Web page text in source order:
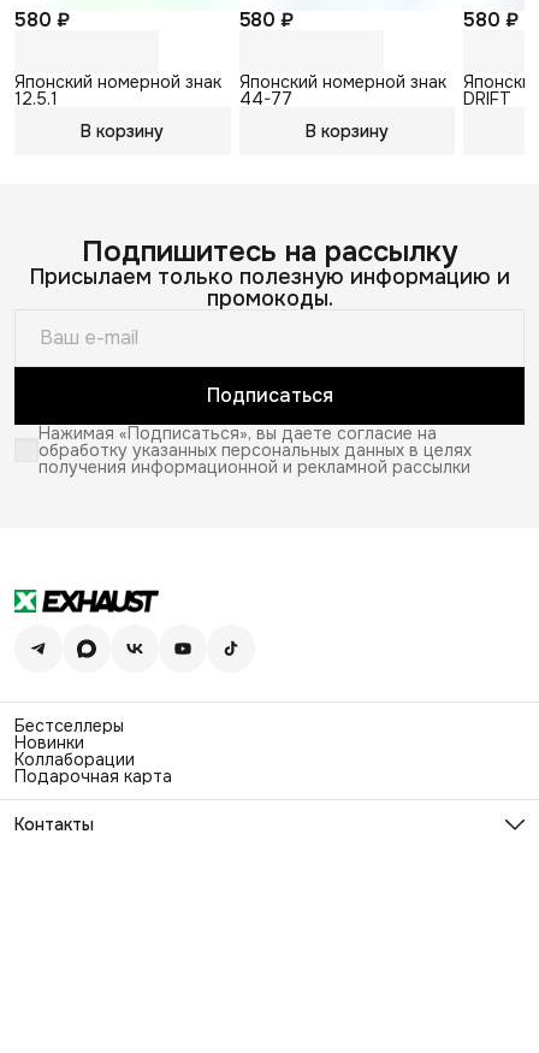
580 ₽
Японский номерной знак
12.5.1
В корзину
580 ₽
Японский номерной знак
44-77
В корзину
580 ₽
DRIFT
Подпишитесь на рассылку
Присылаем только полезную информацию и
промокоды.
Подписаться
Нажимая «Подписаться», вы даете согласие на
обработку указанных персональных данных в целях
получения информационной и рекламной рассылки
Бестселлеры
Новинки
Коллаборации
Подарочная карта
Контакты